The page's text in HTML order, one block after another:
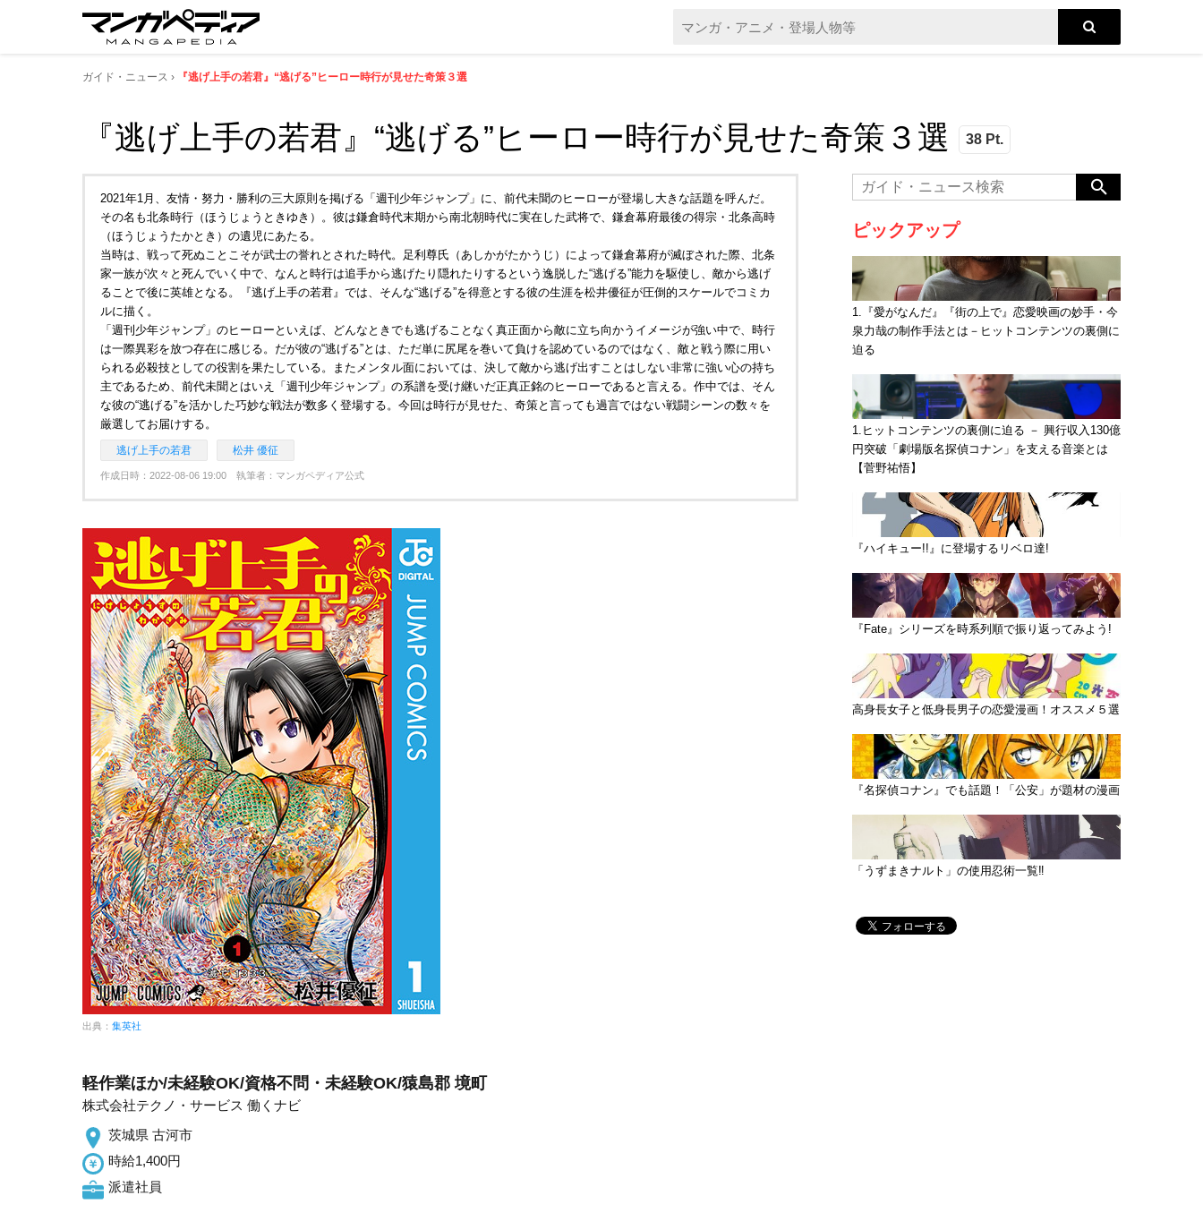
ガイド・ニュース 『逃げ上手の若君』“逃げる”ヒーロー時行が見せた奇策３選
『逃げ上手の若君』“逃げる”ヒーロー時行が見せた奇策３選 38 Pt.
2021年1月、友情・努力・勝利の三大原則を掲げる「週刊少年ジャンプ」に、前代未聞のヒーローが登場し大きな話題を呼んだ。
その名も北条時行（ほうじょうときゆき）。彼は鎌倉時代末期から南北朝時代に実在した武将で、鎌倉幕府最後の得宗・北条高時
（ほうじょうたかとき）の遺児にあたる。
当時は、戦って死ぬことこそが武士の誉れとされた時代。足利尊氏（あしかがたかうじ）によって鎌倉幕府が滅ぼされた際、北条
家一族が次々と死んでいく中で、なんと時行は追手から逃げたり隠れたりするという逸脱した“逃げる”能力を駆使し、敵から逃げ
ることで後に英雄となる。『逃げ上手の若君』では、そんな“逃げる”を得意とする彼の生涯を松井優征が圧倒的スケールでコミカ
ルに描く。
「週刊少年ジャンプ」のヒーローといえば、どんなときでも逃げることなく真正面から敵に立ち向かうイメージが強い中で、時行
は一際異彩を放つ存在に感じる。だが彼の“逃げる”とは、ただ単に尻尾を巻いて負けを認めているのではなく、敵と戦う際に用い
られる必殺技としての役割を果たしている。またメンタル面においては、決して敵から逃げ出すことはしない非常に強い心の持ち
主であるため、前代未聞とはいえ「週刊少年ジャンプ」の系譜を受け継いだ正真正銘のヒーローであると言える。作中では、そん
な彼の“逃げる”を活かした巧妙な戦法が数多く登場する。今回は時行が見せた、奇策と言っても過言ではない戦闘シーンの数々を
厳選してお届けする。
逃げ上手の若君 松井 優征
作成日時：2022-08-06 19:00 執筆者：マンガペディア公式
出典： 集英社
軽作業ほか/未経験OK/資格不問・未経験OK/猿島郡 境町
株式会社テクノ・サービス 働くナビ
茨城県 古河市
時給1,400円
派遣社員
ピックアップ
1.『愛がなんだ』『街の上で』恋愛映画の妙手・今
泉力哉の制作手法とは－ヒットコンテンツの裏側に
迫る
1.ヒットコンテンツの裏側に迫る － 興行収入130億
円突破「劇場版名探偵コナン」を支える音楽とは
【菅野祐悟】
『ハイキュー!!』に登場するリベロ達!
『Fate』シリーズを時系列順で振り返ってみよう!
高身長女子と低身長男子の恋愛漫画！オススメ５選
『名探偵コナン』でも話題！「公安」が題材の漫画
「うずまきナルト」の使用忍術一覧‼